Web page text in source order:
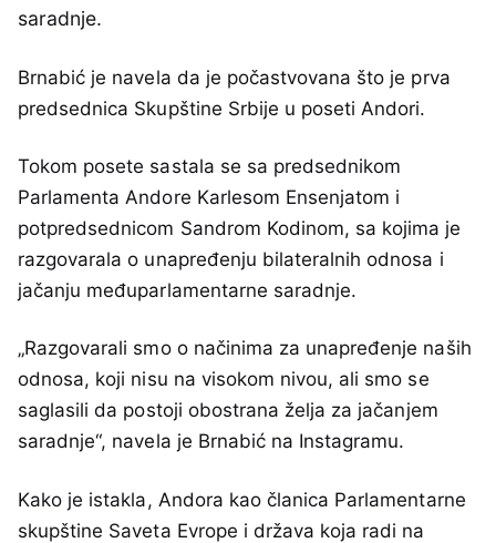
saradnje.
Brnabić je navela da je počastvovana što je prva
predsednica Skupštine Srbije u poseti Andori.
Tokom posete sastala se sa predsednikom
Parlamenta Andore Karlesom Ensenjatom i
potpredsednicom Sandrom Kodinom, sa kojima je
razgovarala o unapređenju bilateralnih odnosa i
jačanju međuparlamentarne saradnje.
„Razgovarali smo o načinima za unapređenje naših
odnosa, koji nisu na visokom nivou, ali smo se
saglasili da postoji obostrana želja za jačanjem
saradnje“, navela je Brnabić na Instagramu.
Kako je istakla, Andora kao članica Parlamentarne
skupštine Saveta Evrope i država koja radi na